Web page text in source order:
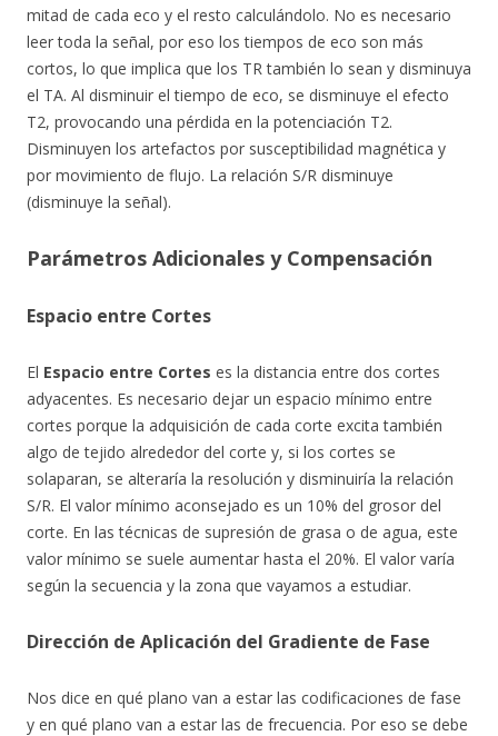
mitad de cada eco y el resto calculándolo. No es necesario
leer toda la señal, por eso los tiempos de eco son más
cortos, lo que implica que los TR también lo sean y disminuya
el TA. Al disminuir el tiempo de eco, se disminuye el efecto
T2, provocando una pérdida en la potenciación T2.
Disminuyen los artefactos por susceptibilidad magnética y
por movimiento de flujo. La relación S/R disminuye
(disminuye la señal).
Parámetros Adicionales y Compensación
Espacio entre Cortes
El Espacio entre Cortes es la distancia entre dos cortes
adyacentes. Es necesario dejar un espacio mínimo entre
cortes porque la adquisición de cada corte excita también
algo de tejido alrededor del corte y, si los cortes se
solaparan, se alteraría la resolución y disminuiría la relación
S/R. El valor mínimo aconsejado es un 10% del grosor del
corte. En las técnicas de supresión de grasa o de agua, este
valor mínimo se suele aumentar hasta el 20%. El valor varía
según la secuencia y la zona que vayamos a estudiar.
Dirección de Aplicación del Gradiente de Fase
Nos dice en qué plano van a estar las codificaciones de fase
y en qué plano van a estar las de frecuencia. Por eso se debe